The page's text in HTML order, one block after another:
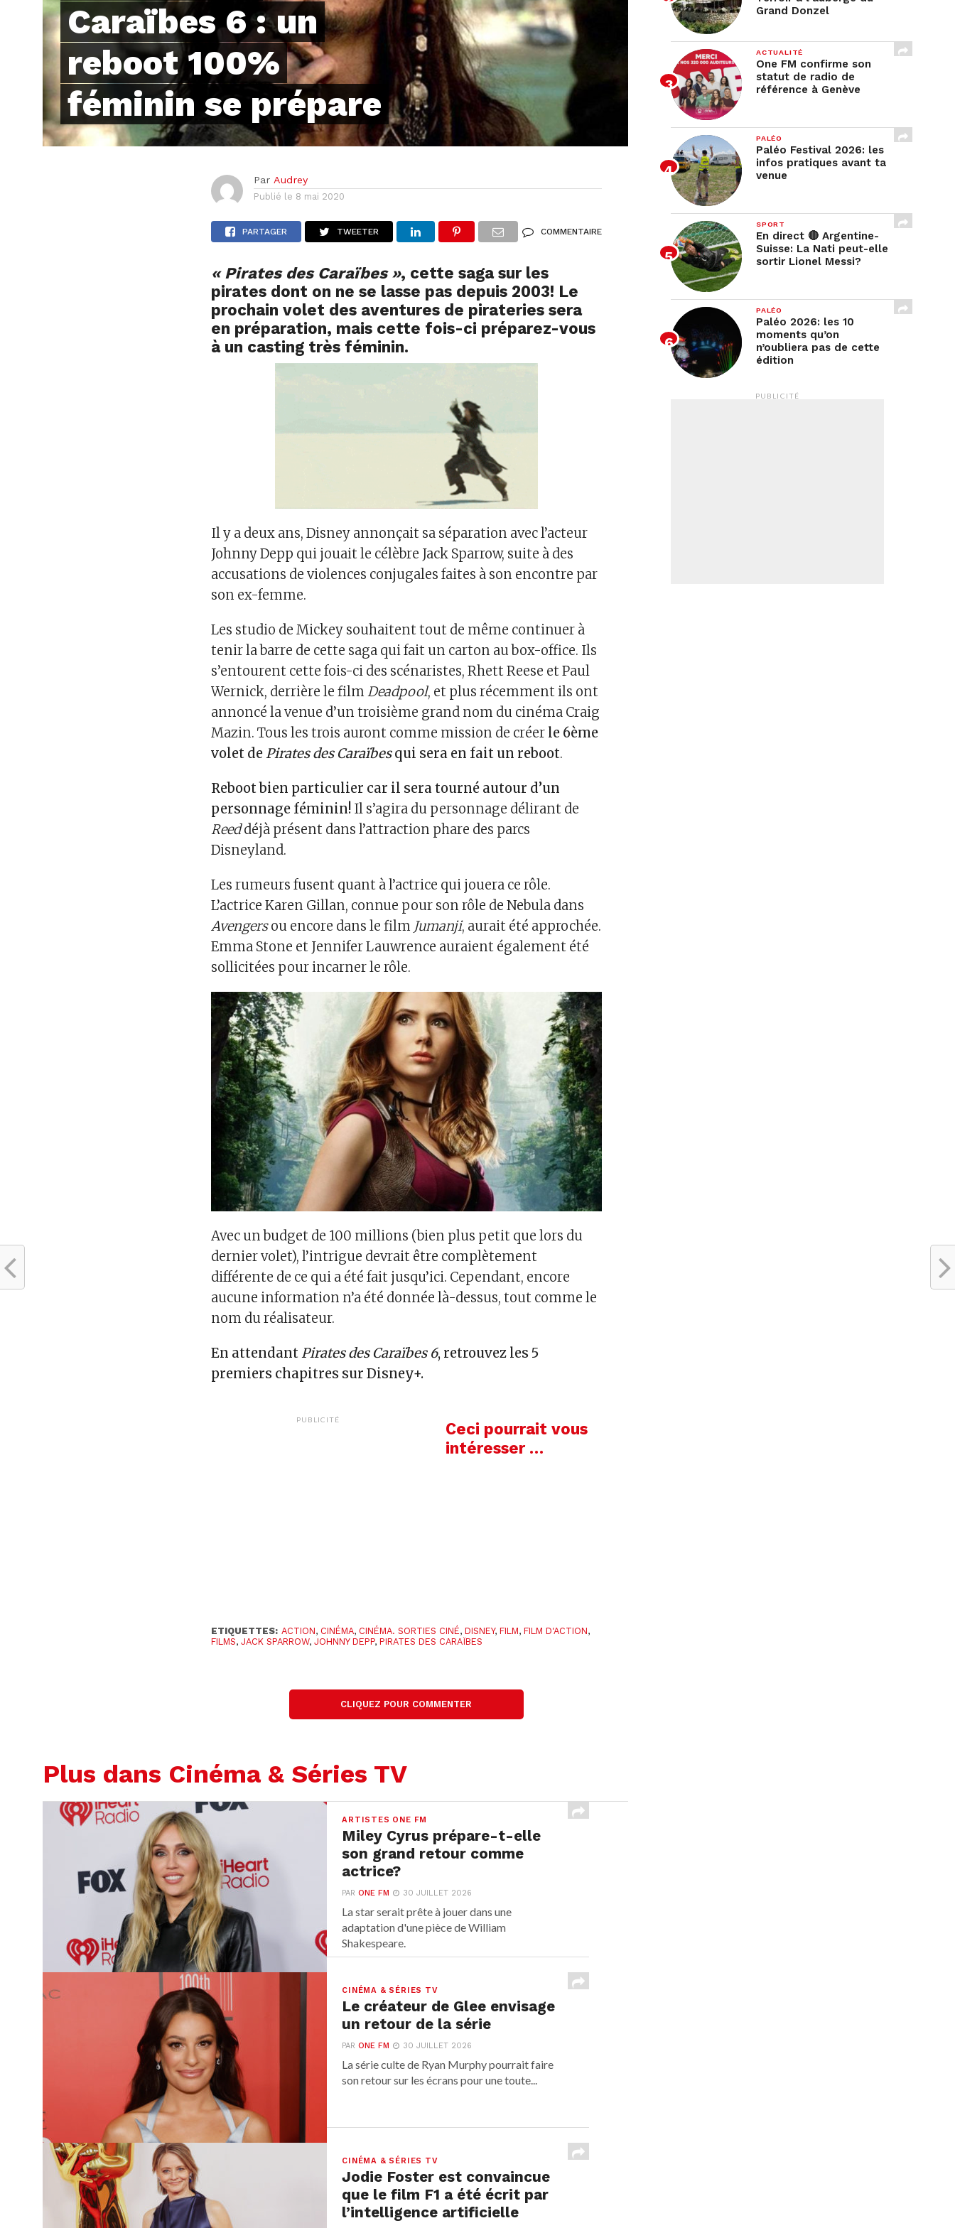
Caraïbes 6 : un
reboot 100%
féminin se prépare
Par Audrey
Publié le 8 mai 2020
PARTAGER TWEETER COMMENTAIRE
« Pirates des Caraïbes », cette saga sur les
pirates dont on ne se lasse pas depuis 2003! Le
prochain volet des aventures de pirateries sera
en préparation, mais cette fois-ci préparez-vous
à un casting très féminin.
Il y a deux ans, Disney annonçait sa séparation avec l’acteur
Johnny Depp qui jouait le célèbre Jack Sparrow, suite à des
accusations de violences conjugales faites à son encontre par
son ex-femme.
Les studio de Mickey souhaitent tout de même continuer à
tenir la barre de cette saga qui fait un carton au box-office. Ils
s’entourent cette fois-ci des scénaristes, Rhett Reese et Paul
Wernick, derrière le filmDeadpool, et plus récemment ils ont
annoncé la venue d’un troisième grand nom du cinéma Craig
Mazin. Tous les trois auront comme mission de créer le 6ème
volet dePirates des Caraïbesqui sera en fait un reboot.
Reboot bien particulier car il sera tourné autour d’un
personnage féminin! Il s’agira du personnage délirant de
Reeddéjà présent dans l’attraction phare des parcs
Disneyland.
Les rumeurs fusent quant à l’actrice qui jouera ce rôle.
L’actrice Karen Gillan, connue pour son rôle de Nebula dans
Avengersou encore dans le film Jumanji, aurait été approchée.
Emma Stone et Jennifer Lauwrence auraient également été
sollicitées pour incarner le rôle.
Avec un budget de 100 millions (bien plus petit que lors du
dernier volet), l’intrigue devrait être complètement
différente de ce qui a été fait jusqu’ici. Cependant, encore
aucune information n’a été donnée là-dessus, tout comme le
nom du réalisateur.
En attendantPirates des Caraïbes 6, retrouvez les 5
premiers chapitres sur Disney+.
PUBLICITÉ
Ceci pourrait vous
intéresser …
ETIQUETTES: ACTION, CINÉMA, CINÉMA. SORTIES CINÉ,DISNEY,FILM,FILM D'ACTION,
FILMS,JACK SPARROW,JOHNNY DEPP,PIRATES DES CARAÏBES
CLIQUEZ POUR COMMENTER
Plus dans Cinéma & Séries TV
ARTISTES ONE FM
Miley Cyrus prépare-t-elle
son grand retour comme
actrice?
PARONE FM 30 JUILLET 2026
La star serait prête à jouer dans une
adaptation d'une pièce de William
Shakespeare.
CINÉMA & SÉRIES TV
Le créateur de Glee envisage
un retour de la série
PARONE FM 30 JUILLET 2026
La série culte de Ryan Murphy pourrait faire
son retour sur les écrans pour une toute...
CINÉMA & SÉRIES TV
Jodie Foster est convaincue
que le film F1 a été écrit par
l’intelligence artificielle
Grand Donzel
ACTUALITÉ
One FM confirme son
statut de radio de
référence à Genève
PALÉO
Paléo Festival 2026: les
infos pratiques avant ta
venue
SPORT
En direct 🔴 Argentine-
Suisse: La Nati peut-elle
sortir Lionel Messi?
PALÉO
Paléo 2026: les 10
moments qu’on
n’oubliera pas de cette
édition
PUBLICITÉ